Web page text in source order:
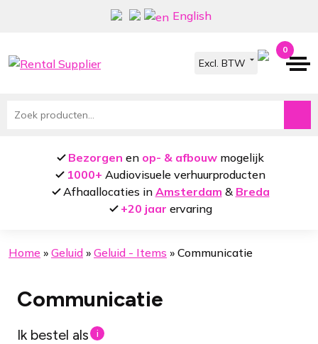
navigatie
inhoud
English
0
Zoeken
Bezorgen en op- & afbouw mogelijk
1000+ Audiovisuele verhuurproducten
Afhaallocaties in Amsterdam & Breda
+20 jaar ervaring
Home » Geluid » Geluid - Items » Communicatie
Communicatie
Ik bestel als i